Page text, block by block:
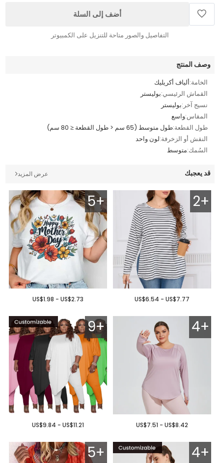
أضف إلى السلة
التفاصيل والصور متاحة للتنزيل على الكمبيوتر
وصف المنتج
الخامة:ألياف أكريليك
القماش الرئيسي:بوليستر
نسيج آخر:بوليستر
المقاس:واسع
طول القطعة:طول متوسط (65 سم < طول القطعة ≤ 80 سم)
النقش أو الزخرفة:لون واحد
السُمك:متوسط
قد يعجبك عرض المزيد
2+
US$6.54 - US$7.77
5+
US$1.98 - US$2.73
4+
US$7.51 - US$8.42
9+
US$9.84 - US$11.21
4+
5+